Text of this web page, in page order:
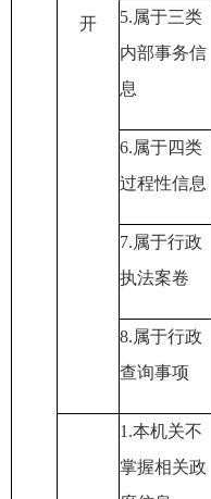
开
5.属于三类
内部事务信
息
6.属于四类
过程性信息
7.属于行政
执法案卷
8.属于行政
查询事项
1.本机关不
掌握相关政